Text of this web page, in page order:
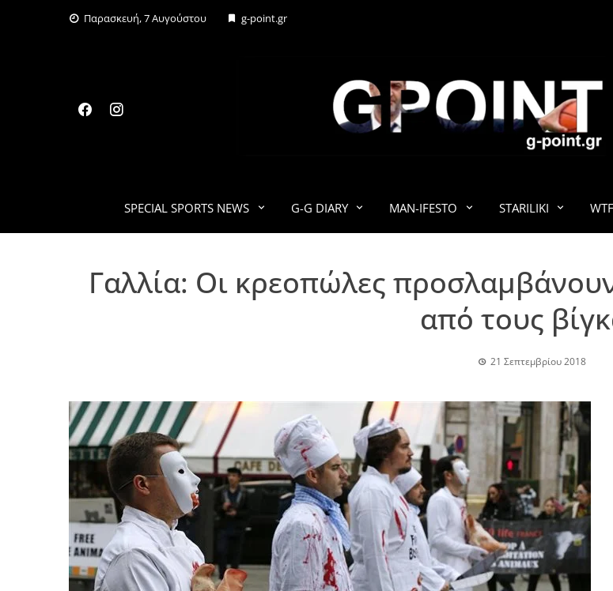
Παρασκευή, 7 Αυγούστου g-point.gr
G-
SPECIAL SPORTS NEWS G-G DIARY MAN-IFESTO STARILIKI
Γαλλία: Οι κρεοπώλες
από τους
21 Σεπτεμβρίου 2018